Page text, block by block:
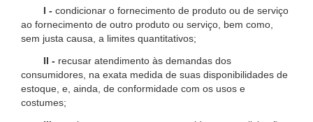
I - condicionar o fornecimento de produto ou de serviço
ao fornecimento de outro produto ou serviço, bem como,
sem justa causa, a limites quantitativos;
II - recusar atendimento às demandas dos
consumidores, na exata medida de suas disponibilidades de
estoque, e, ainda, de conformidade com os usos e
costumes;